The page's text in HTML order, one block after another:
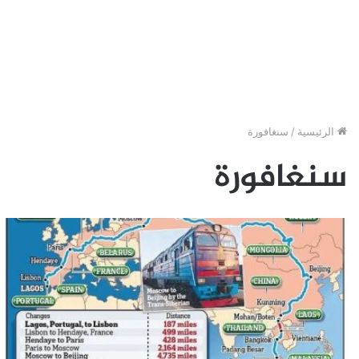
الرئيسية / سنغافورة
سنغافورة